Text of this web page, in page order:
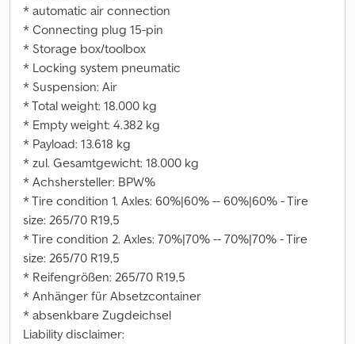
* automatic air connection
* Connecting plug 15-pin
* Storage box/toolbox
* Locking system pneumatic
* Suspension: Air
* Total weight: 18.000 kg
* Empty weight: 4.382 kg
* Payload: 13.618 kg
* zul. Gesamtgewicht: 18.000 kg
* Achshersteller: BPW%
* Tire condition 1. Axles: 60%|60% -- 60%|60% - Tire
size: 265/70 R19,5
* Tire condition 2. Axles: 70%|70% -- 70%|70% - Tire
size: 265/70 R19,5
* Reifengrößen: 265/70 R19,5
* Anhänger für Absetzcontainer
* absenkbare Zugdeichsel
Liability disclaimer: